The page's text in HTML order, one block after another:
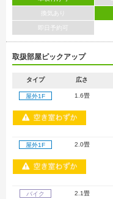
換気あり
即日予約可
取扱部屋ピックアップ
タイプ 広さ
屋外1F 1.6畳
屋外1F 2.0畳
バイク 2.1畳